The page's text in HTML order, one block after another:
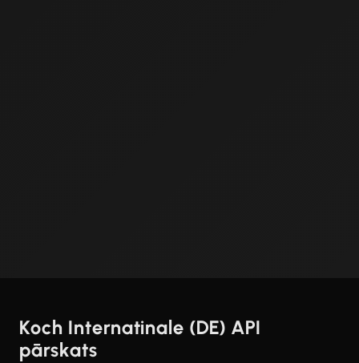
Koch Internatinale (DE) API
pārskats